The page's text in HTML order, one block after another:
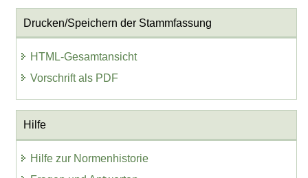
Drucken/Speichern der Stammfassung
HTML-Gesamtansicht
Vorschrift als PDF
Hilfe
Hilfe zur Normenhistorie